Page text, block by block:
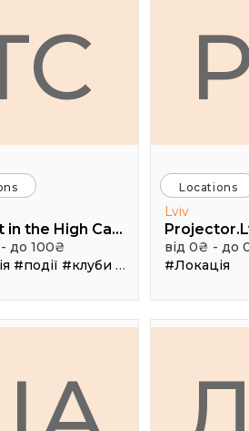
The Cat in the High Castle
до 100₴
#події #клуби #Зал
Locations
Lviv
від 0₴ - до
#Локація